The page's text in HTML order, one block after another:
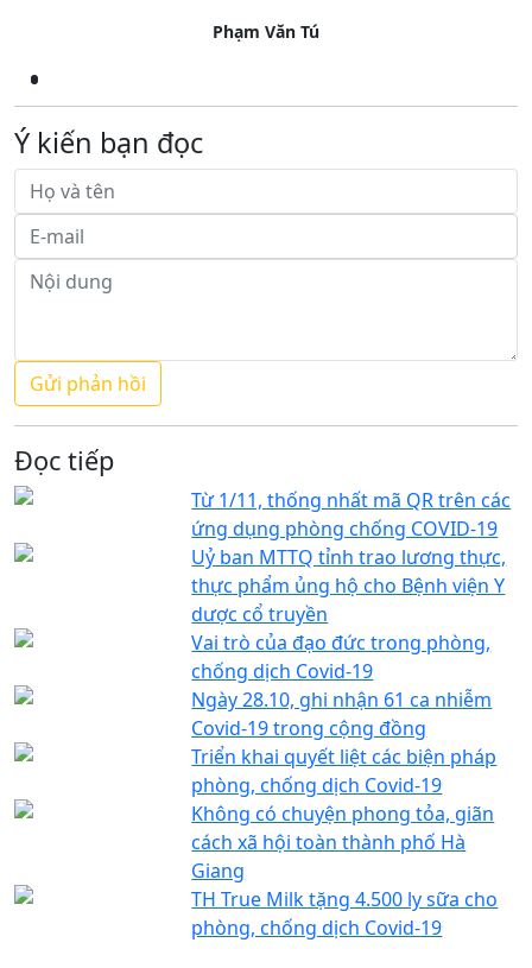
Phạm Văn Tú
Ý kiến bạn đọc
Đọc tiếp
Từ 1/11, thống nhất mã QR trên các
ứng dụng phòng chống COVID-19
Uỷ ban MTTQ tỉnh trao lương thực,
thực phẩm ủng hộ cho Bệnh viện Y
dược cổ truyền
Vai trò của đạo đức trong phòng,
chống dịch Covid-19
Ngày 28.10, ghi nhận 61 ca nhiễm
Covid-19 trong cộng đồng
Triển khai quyết liệt các biện pháp
phòng, chống dịch Covid-19
Không có chuyện phong tỏa, giãn
cách xã hội toàn thành phố Hà
Giang
TH True Milk tặng 4.500 ly sữa cho
phòng, chống dịch Covid-19